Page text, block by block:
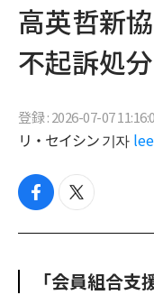
高英哲新
不起訴処
登録 : 2026-07-07
リ・セイシン 기자
f
c
t
i
e
「会員組合支